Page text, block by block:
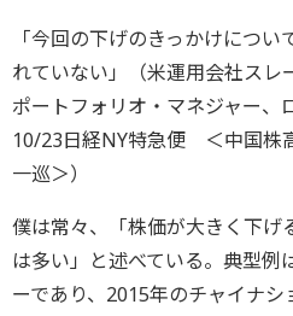
「今回の下げのきっかけにつ
れていない」（米運用会社スレ
ポートフォリオ・マネジャー、
10/23日経NY特急便 ＜中国株
一巡＞）
僕は常々、「株価が大きく下げ
は多い」と述べている。典型例
ーであり、2015年のチャイナシ